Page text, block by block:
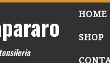
HOME
SHOP